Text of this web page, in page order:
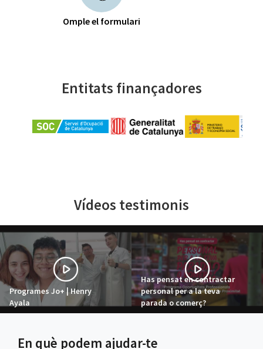
Omple el formulari
Entitats finançadores
Vídeos testimonis
Programes Jo+ | Henry
Ayala
Has pensat en contractar
personal per a la teva
parada o comerç?
En què podem ajudar-te